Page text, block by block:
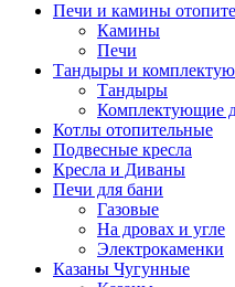
Печи и камины
Камины
Печи
Тандыры и
Тандыры
Комплектующие
Котлы отопительные
Подвесные кресла
Кресла и Диваны
Печи для бани
Газовые
На дровах и угле
Электрокаменки
Казаны Чугунные